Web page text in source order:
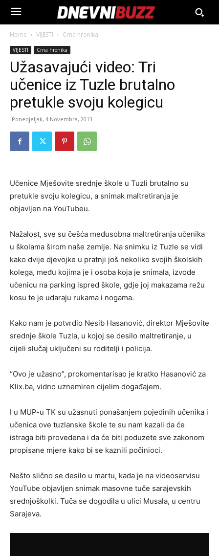
Home VIJESTI Crna hronika
VIJESTI Crna hronika
Užasavajući video: Tri
učenice iz Tuzle brutalno
pretukle svoju kolegicu
Ponedjeljak, 4 Novembra, 2013
Učenice Mješovite srednje škole u Tuzli brutalno su
pretukle svoju kolegicu, a snimak maltretiranja je
objavljen na YouTubeu.
Nažalost, sve su češća međusobna maltretiranja učenika
u školama širom naše zemlje. Na snimku iz Tuzle se vidi
kako dvije djevojke u pratnji još nekoliko svojih školskih
kolega, među kojima je i osoba koja je snimala, izvode
učenicu na parking ispred škole, gdje joj makazama režu
kosu te je udaraju rukama i nogama.
Kako nam je potvrdio Nesib Hasanović, direktor Mješovite
srednje škole Tuzla, u kojoj se desilo maltretiranje, u
cijeli slučaj uključeni su roditelji i policija.
“Ovo je užasno”, prokomentarisao je kratko Hasanović za
Klix.ba, vidno uznemiren cijelim događajem.
I u MUP-u TK su užasnuti ponašanjem pojedinih učenika i
učenica ove tuzlanske škole te su nam kazali da će
istraga biti provedena i da će biti poduzete sve zakonom
propisane mjere kako bi se kaznili počinioci.
Nešto slično se desilo u martu, kada je na videoservisu
YouTube objavljen snimak masovne tuče sarajevskih
srednjoškolki. Tuča se dogodila u ulici Musala, u centru
Sarajeva.